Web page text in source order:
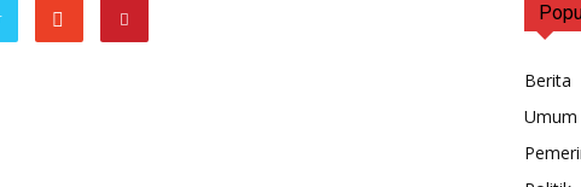
Berita
Umum